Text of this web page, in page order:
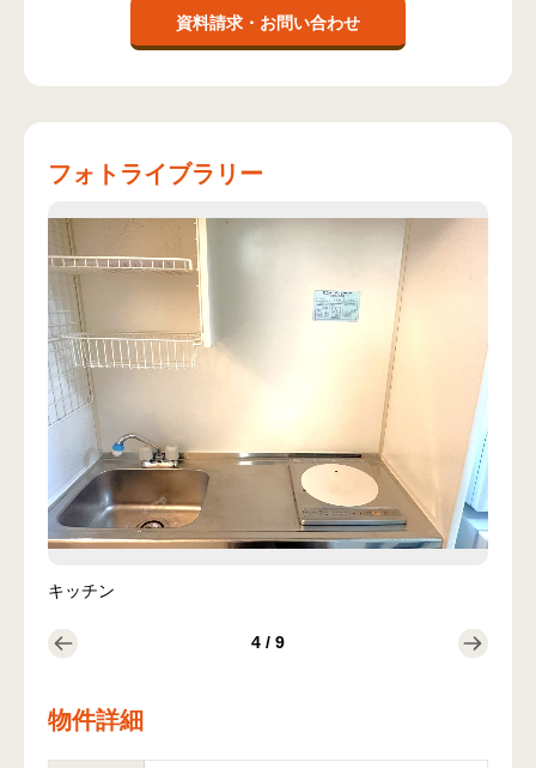
資料請求・お問い合わせ
フォトライブラリー
キッチン
4 / 9
物件詳細